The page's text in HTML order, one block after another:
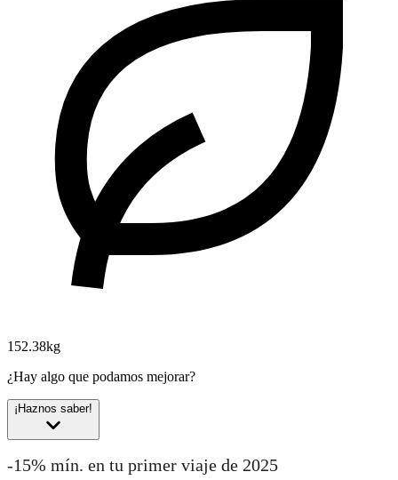
152.38kg
¿Hay algo que podamos mejorar?
¡Haznos saber!
-15% mín. en tu primer viaje de 2025